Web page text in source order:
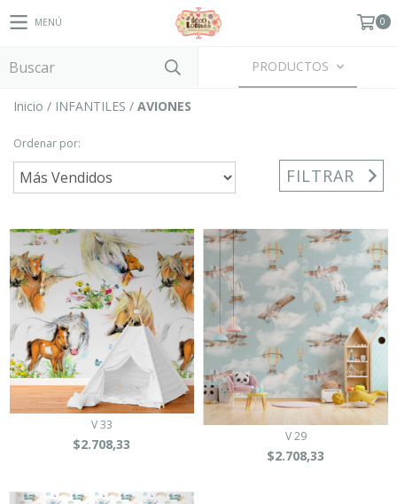
MENÚ 0
PRODUCTOS
Inicio / INFANTILES / AVIONES
Ordenar por:
FILTRAR
V 33
$2.708,33 V 29
$2.708,33